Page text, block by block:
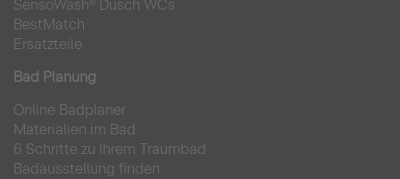
SensoWash® Dusch WCs
BestMatch
Ersatzteile
Bad Planung
Online Badplaner
Materialien im Bad
6 Schritte zu Ihrem Traumbad
Badausstellung finden